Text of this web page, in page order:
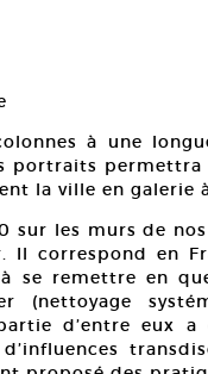
à une
portraits
la ville en galerie
sur les murs de
Il correspond en
se remettre en
(nettoyage
d’entre eux